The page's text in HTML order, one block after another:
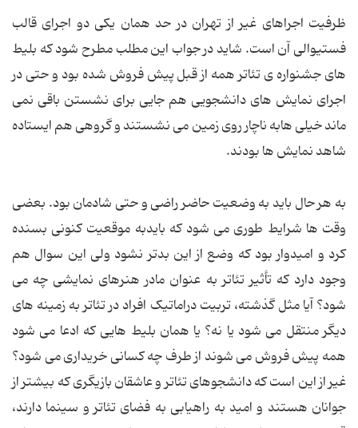
ظرفیت اجراهای غیر از تهران در حد همان یکی دو اجرای قالب
فستیوالی آن است. شاید در جواب این مطلب مطرح شود که بلیط
های جشنواره ی تئاتر همه از قبل پیش فروش شده بود و حتی در
اجرای نمایش های دانشجویی هم جایی برای نشستن باقی نمی
ماند خیلی هابه ناچار روی زمین می نشستند و گروهی هم ایستاده
شاهد نمایش ها بودند.
به هر حال باید به وضعیت حاضر راضی و حتی شادمان بود. بعضی
وقت ها شرایط طوری می شود که بایدبه موقعیت کنونی بسنده
کرد و امیدوار بود که وضع از این بدتر نشود ولی این سوال هم
وجود دارد که تأثیر تئاتر به عنوان مادر هنرهای نمایشی چه می
شود؟ آیا مثل گذشته، تربیت دراماتیک افراد در تئاتر به زمینه های
دیگر منتقل می شود یا نه؟ یا همان بلیط هایی که ادعا می شود
همه پیش فروش می شوند از طرف چه کسانی خریداری می شود؟
غیر از این است که دانشجوهای تئاتر و عاشقان بازیگری که بیشتر از
جوانان هستند و امید به راهیابی به فضای تئاتر و سینما دارند،